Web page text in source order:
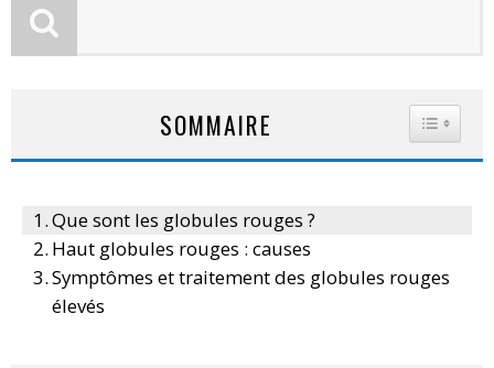
SOMMAIRE
Que sont les globules rouges ?
Haut globules rouges : causes
Symptômes et traitement des globules rouges
élevés